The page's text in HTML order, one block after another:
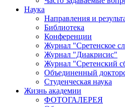
Наука
Направления и
Библиотека
Конференции
Журнал "Сретенское
Журнал "Диакрисис"
Журнал "Сретенский
Объединенный
Студенческая наука
Жизнь академии
ФОТОГАЛЕРЕЯ